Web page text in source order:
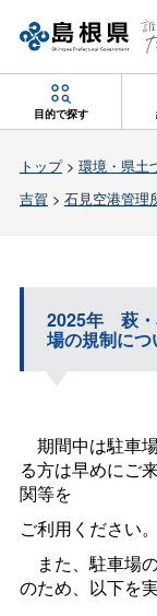
目的で探す
トップ> 環境・県土
吉賀 > 石見空港管理
2025年 萩
場の規制につ
期間中は駐車
る方は早めにご
関等を
ご利用ください。
また、駐車場
のため、以下を